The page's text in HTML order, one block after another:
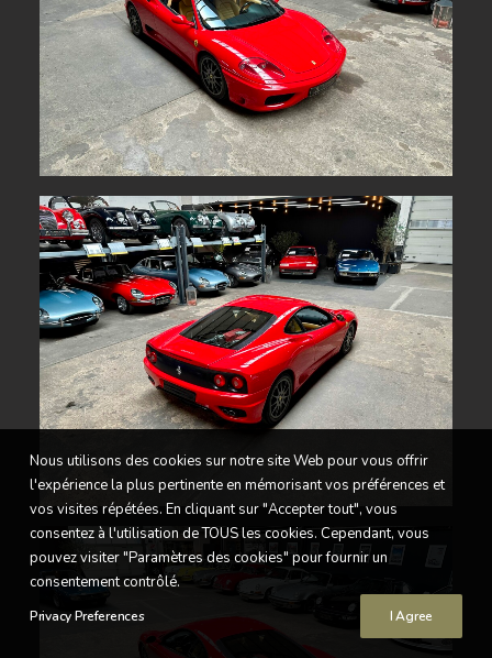
Nous utilisons des cookies sur notre site Web pour vous offrir
l'expérience la plus pertinente en mémorisant vos préférences et
vos visites répétées. En cliquant sur "Accepter tout", vous
consentez à l'utilisation de TOUS les cookies. Cependant, vous
pouvez visiter "Paramètres des cookies" pour fournir un
consentement contrôlé.
Privacy Preferences I Agree